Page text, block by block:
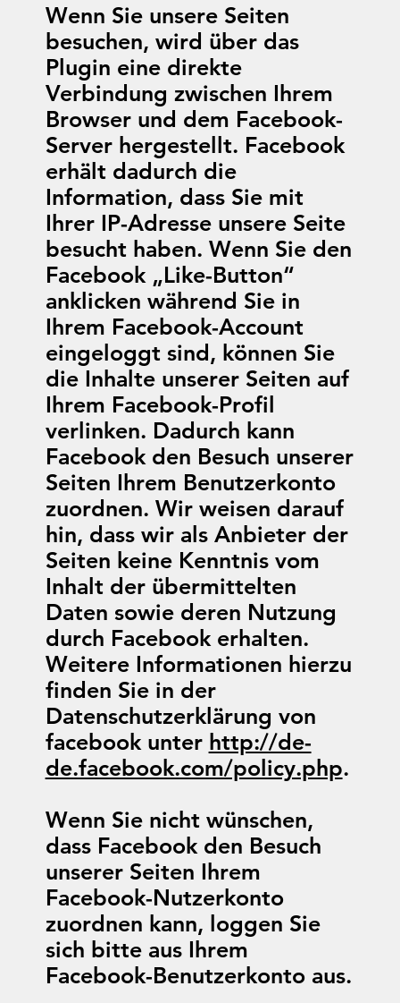
Wenn Sie unsere Seiten
besuchen, wird über das
Plugin eine direkte
Verbindung zwischen Ihrem
Browser und dem Facebook-
Server hergestellt. Facebook
erhält dadurch die
Information, dass Sie mit
Ihrer IP-Adresse unsere Seite
besucht haben. Wenn Sie den
Facebook „Like-Button“
anklicken während Sie in
Ihrem Facebook-Account
eingeloggt sind, können Sie
die Inhalte unserer Seiten auf
Ihrem Facebook-Profil
verlinken. Dadurch kann
Facebook den Besuch unserer
Seiten Ihrem Benutzerkonto
zuordnen. Wir weisen darauf
hin, dass wir als Anbieter der
Seiten keine Kenntnis vom
Inhalt der übermittelten
Daten sowie deren Nutzung
durch Facebook erhalten.
Weitere Informationen hierzu
finden Sie in der
Datenschutzerklärung von
facebook unter http://de-
de.facebook.com/policy.php.
Wenn Sie nicht wünschen,
dass Facebook den Besuch
unserer Seiten Ihrem
Facebook-Nutzerkonto
zuordnen kann, loggen Sie
sich bitte aus Ihrem
Facebook-Benutzerkonto aus.